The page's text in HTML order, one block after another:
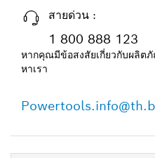
สายด่วน :
1 800 888 123
หากคุณมีข้อสงสัยเกี่ยวกับผลิต
หาเรา